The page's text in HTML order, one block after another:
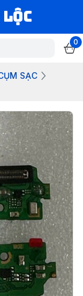
0
SẠC